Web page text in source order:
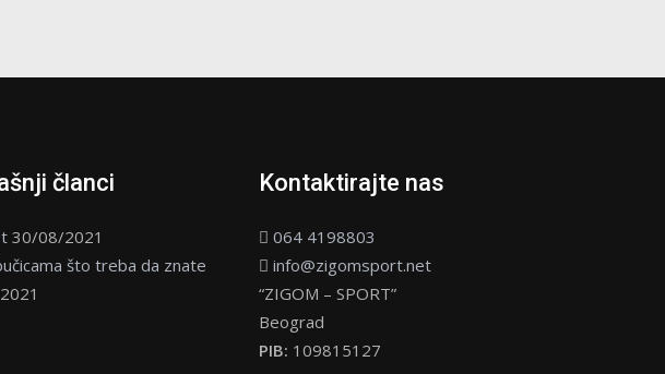
članci
30/08/2021
što treba da znate
Kontaktirajte nas
064 4198803
info@zigomsport.net
“ZIGOM – SPORT”
Beograd
PIB: 109815127